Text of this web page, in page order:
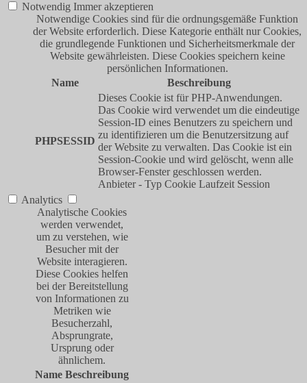
Notwendig Immer akzeptieren
Notwendige Cookies sind für die ordnungsgemäße Funktion
der Website erforderlich. Diese Kategorie enthält nur Cookies,
die grundlegende Funktionen und Sicherheitsmerkmale der
Website gewährleisten. Diese Cookies speichern keine
persönlichen Informationen.
Name
Beschreibung
PHPSESSID
Dieses Cookie ist für PHP-Anwendungen.
Das Cookie wird verwendet um die eindeutige
Session-ID eines Benutzers zu speichern und
zu identifizieren um die Benutzersitzung auf
der Website zu verwalten. Das Cookie ist ein
Session-Cookie und wird gelöscht, wenn alle
Browser-Fenster geschlossen werden.
Anbieter - Typ Cookie Laufzeit Session
Analytics
Analytische Cookies
werden verwendet,
um zu verstehen, wie
Besucher mit der
Website interagieren.
Diese Cookies helfen
bei der Bereitstellung
von Informationen zu
Metriken wie
Besucherzahl,
Absprungrate,
Ursprung oder
ähnlichem.
Name Beschreibung